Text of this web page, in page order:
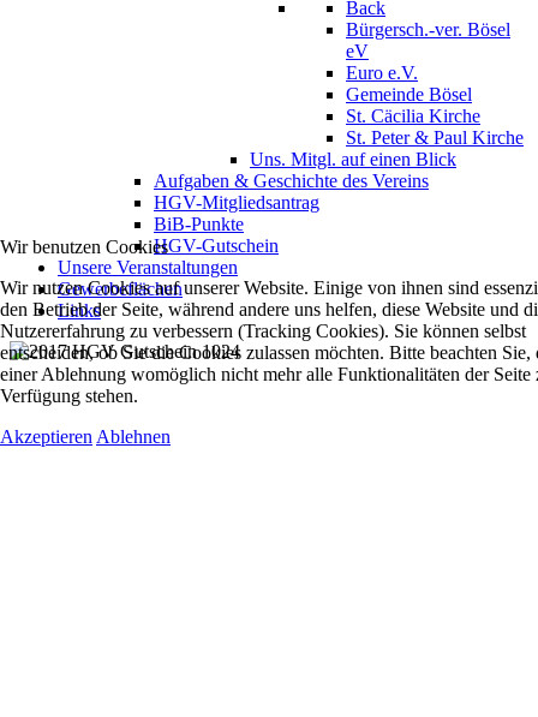
Back
Bürgersch.-ver. Bösel
eV
Euro e.V.
Gemeinde Bösel
St. Cäcilia Kirche
St. Peter & Paul Kirche
Uns. Mitgl. auf einen Blick
Aufgaben & Geschichte des Vereins
HGV-Mitgliedsantrag
BiB-Punkte
HGV-Gutschein
Unsere Veranstaltungen
Gewerbeflächen
Links
Wir benutzen Cookies
Wir nutzen Cookies auf unserer Website. Einige von ihnen sind
den Betrieb der Seite, während andere uns helfen, diese Website und
Nutzererfahrung zu verbessern (Tracking Cookies). Sie können selbst
entscheiden, ob Sie die Cookies zulassen möchten. Bitte beachten Sie,
einer Ablehnung womöglich nicht mehr alle Funktionalitäten der Seite
Verfügung stehen.
Akzeptieren Ablehnen